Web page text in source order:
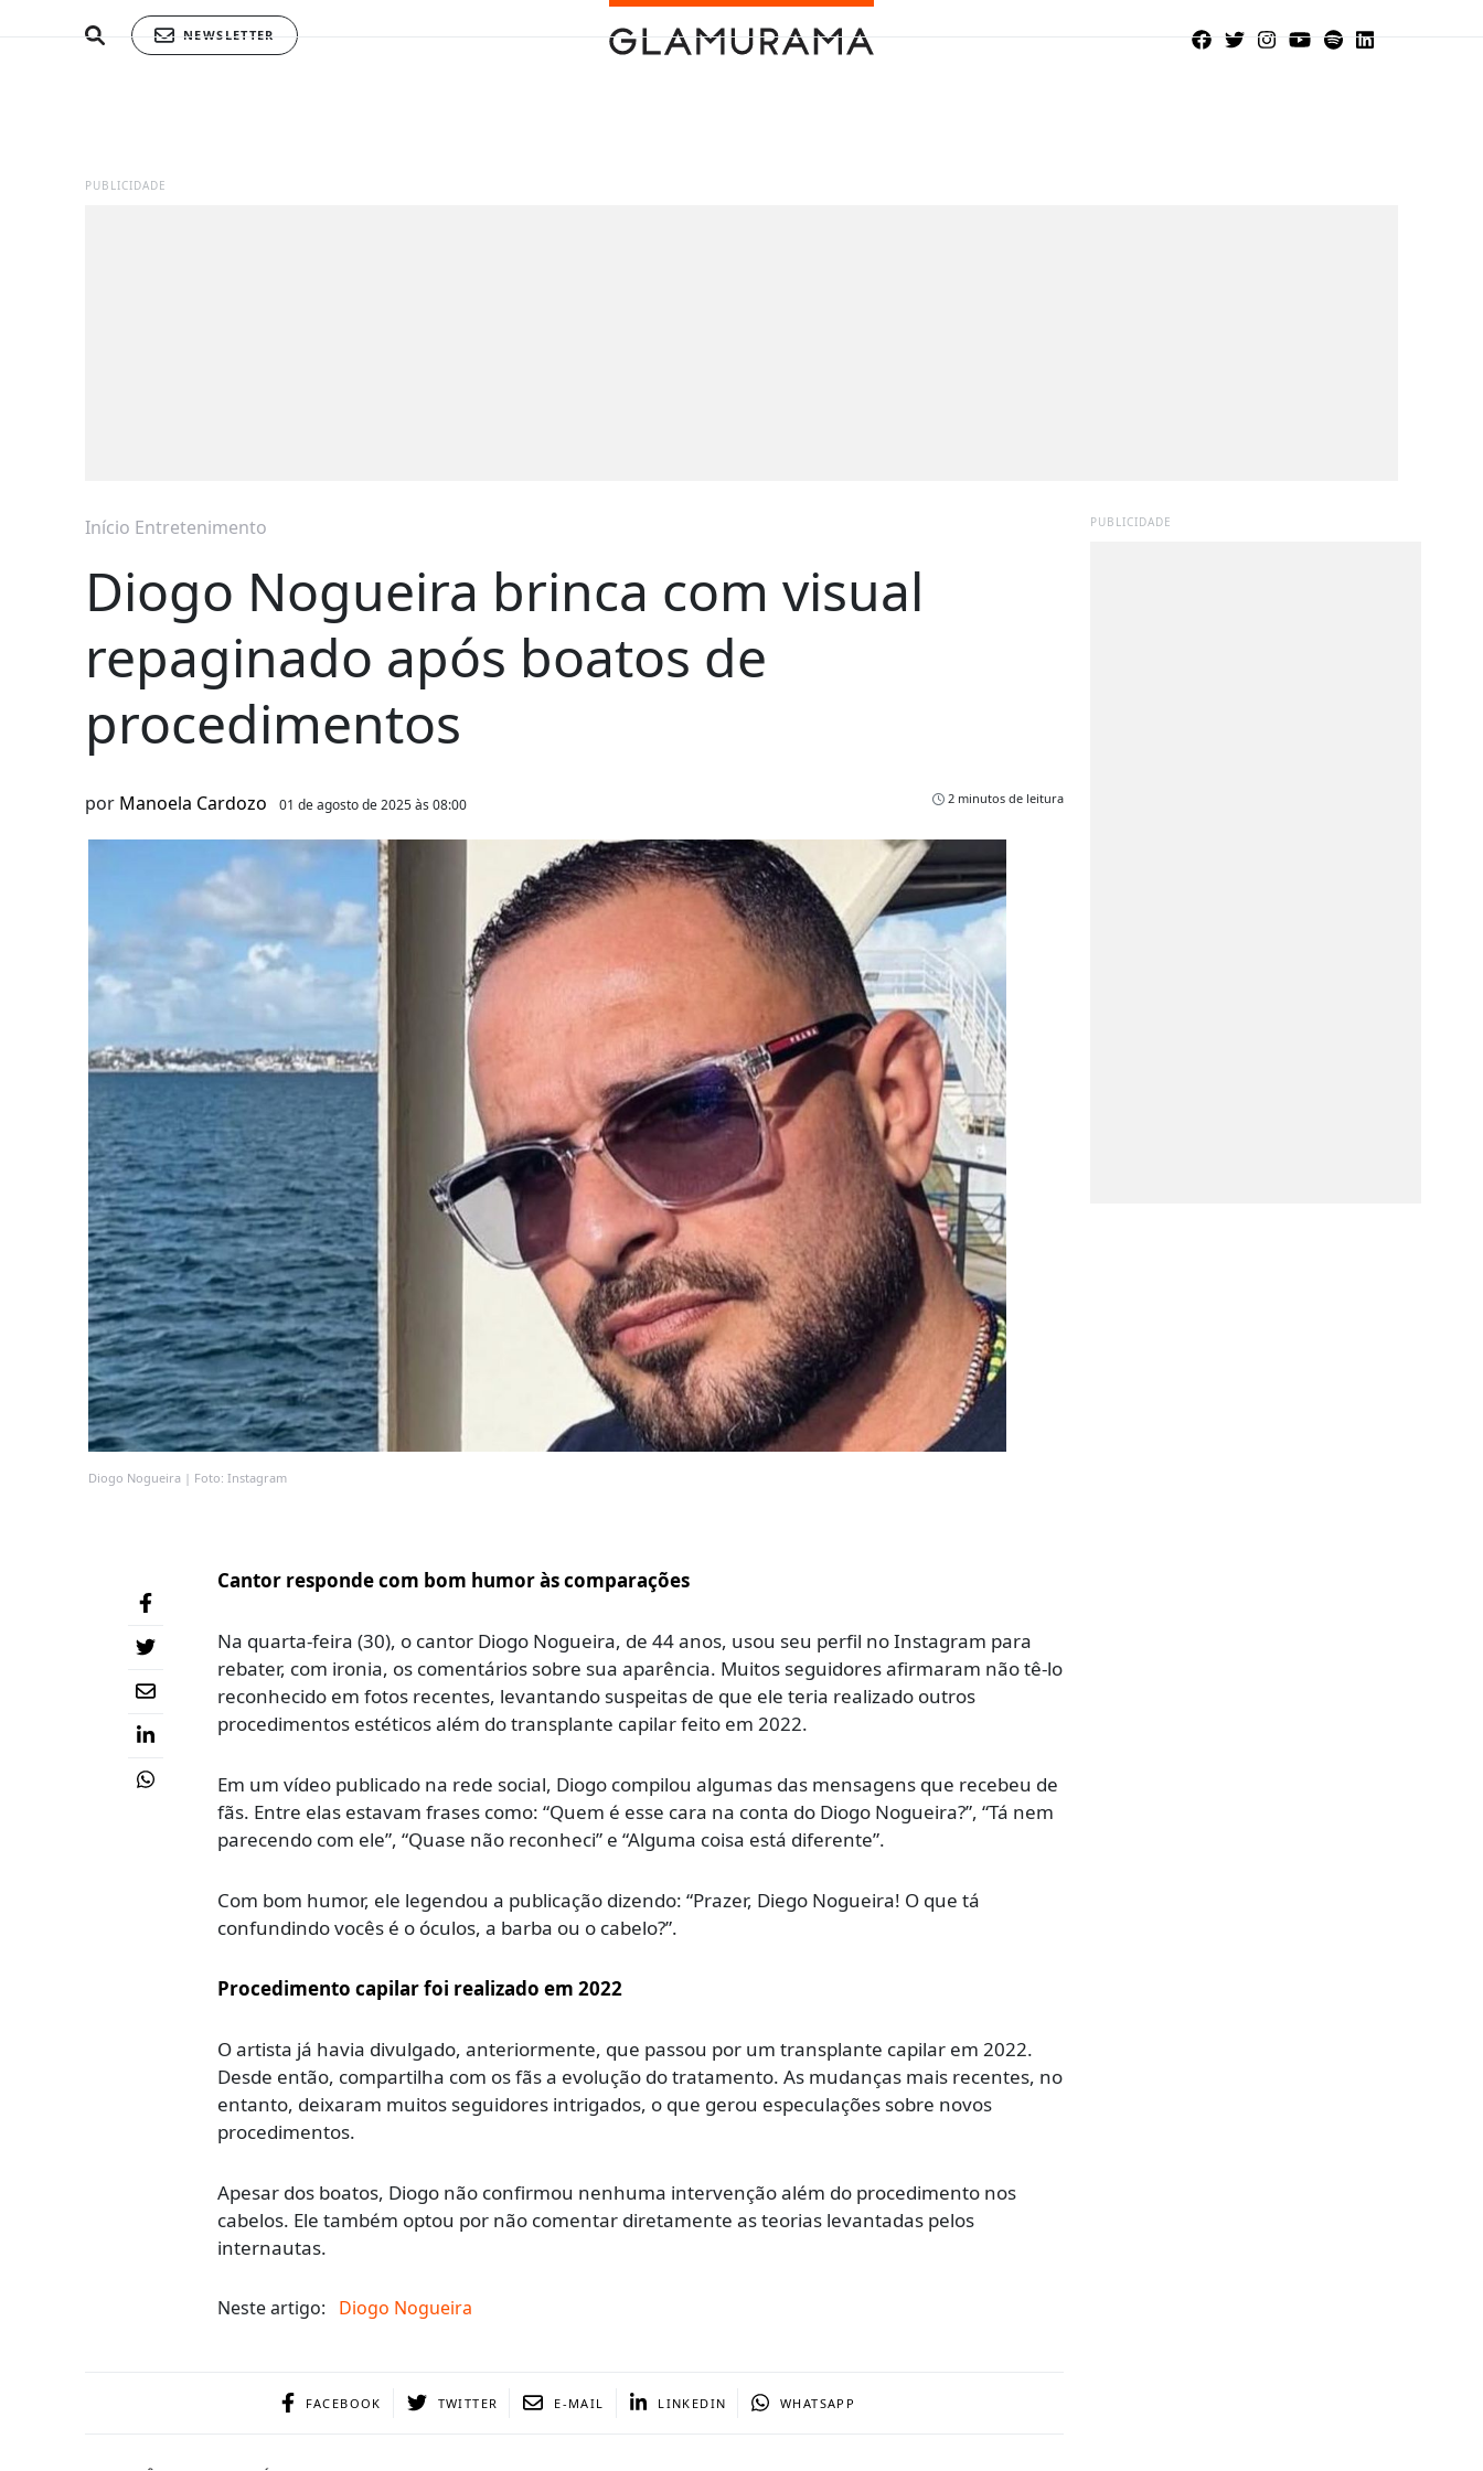
NEWSLETTER
PUBLICIDADE
Início Entretenimento
Diogo Nogueira brinca com visual
repaginado após boatos de
procedimentos
por Manoela Cardozo 01 de agosto de 2025 às 08:00 2 minutos de leitura
Diogo Nogueira | Foto: Instagram
Cantor responde com bom humor às comparações
Na quarta-feira (30), o cantor Diogo Nogueira, de 44 anos, usou seu perfil no Instagram para
rebater, com ironia, os comentários sobre sua aparência. Muitos seguidores afirmaram não tê-lo
reconhecido em fotos recentes, levantando suspeitas de que ele teria realizado outros
procedimentos estéticos além do transplante capilar feito em 2022.
Em um vídeo publicado na rede social, Diogo compilou algumas das mensagens que recebeu de
fãs. Entre elas estavam frases como: “Quem é esse cara na conta do Diogo Nogueira?”, “Tá nem
parecendo com ele”, “Quase não reconheci” e “Alguma coisa está diferente”.
Com bom humor, ele legendou a publicação dizendo: “Prazer, Diego Nogueira! O que tá
confundindo vocês é o óculos, a barba ou o cabelo?”.
Procedimento capilar foi realizado em 2022
O artista já havia divulgado, anteriormente, que passou por um transplante capilar em 2022.
Desde então, compartilha com os fãs a evolução do tratamento. As mudanças mais recentes, no
entanto, deixaram muitos seguidores intrigados, o que gerou especulações sobre novos
procedimentos.
Apesar dos boatos, Diogo não confirmou nenhuma intervenção além do procedimento nos
cabelos. Ele também optou por não comentar diretamente as teorias levantadas pelos
internautas.
Neste artigo: Diogo Nogueira
FACEBOOK TWITTER E-MAIL LINKEDIN WHATSAPP
PUBLICIDADE